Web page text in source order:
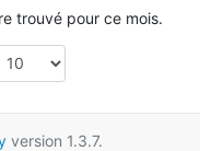
trouvé pour ce mois.
version 1.3.7.